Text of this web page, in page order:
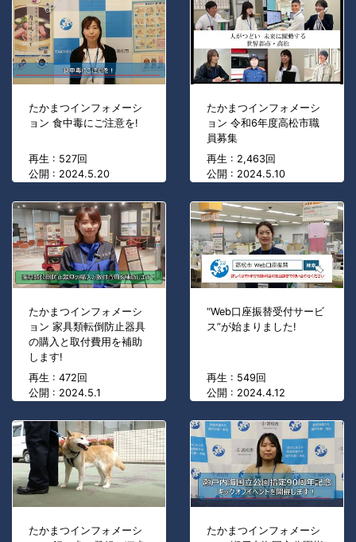
たかまつインフォメーシ
ョン 食中毒にご注意を!
再生 : 527回
公開 : 2024.5.20
たかまつインフォメーシ
ョン 令和6年度高松市職
員募集
再生 : 2,463回
公開 : 2024.5.10
たかまつインフォメーシ
ョン 家具類転倒防止器具
の購入と取付費用を補助
します!
再生 : 472回
公開 : 2024.5.1
“Web口座振替受付サービ
ス”が始まりました!
再生 : 549回
公開 : 2024.4.12
たかまつインフォメーシ
たかまつインフォメーシ